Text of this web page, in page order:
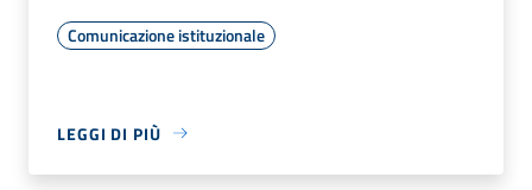
Comunicazione istituzionale
LEGGI DI PIÙ